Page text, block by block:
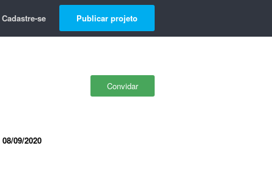
Cadastre-se Publicar projeto
Convidar
08/09/2020